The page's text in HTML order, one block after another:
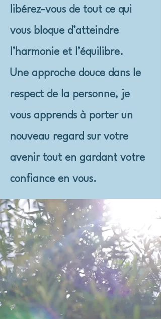
libérez-vous de tout ce qui
vous bloque d’atteindre
l’harmonie et l’équilibre.
Une approche douce dans le
respect de la personne, je
vous apprends à porter un
nouveau regard sur votre
avenir tout en gardant votre
confiance en vous.